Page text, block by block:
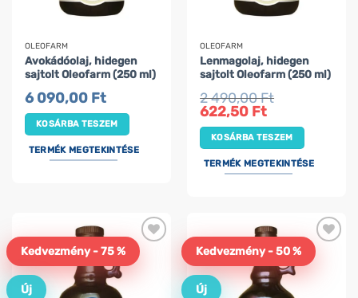
OLEOFARM
Avokádóolaj, hidegen
sajtolt Oleofarm (250 ml)
6 090,00 Ft
KOSÁRBA TESZEM
TERMÉK MEGTEKINTÉSE
OLEOFARM
Lenmagolaj, hidegen
sajtolt Oleofarm (250 ml)
2 490,00Ft
Original
price
was:
490,00 Ft.
622,50 FtCurrent
price
is:
622,50 Ft.
KOSÁRBA TESZEM
TERMÉK MEGTEKINTÉSE
Kedvezmény - 75 %
Új
Kedvezmény - 50 %
Új